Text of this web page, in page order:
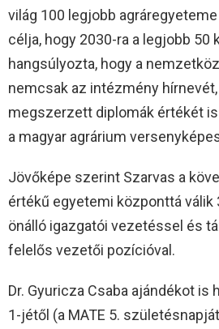
világ 100 legjobb
célja, hogy 2030-ra a legjobb 50
hangsúlyozta, hogy a
nemcsak az intézmény hírnevét,
megszerzett diplomák értékét
a magyar agrárium
Jövőképe szerint Szarvas a
értékű egyetemi központtá válik
önálló igazgatói vezetéssel és
felelős vezetői pozícióval.
Dr. Gyuricza Csaba ajándékot is
1-jétől (a MATE 5.